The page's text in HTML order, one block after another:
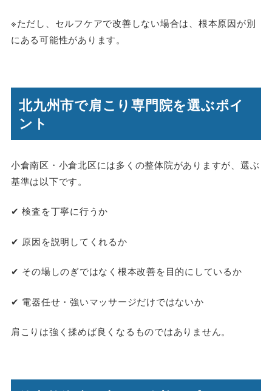
※ただし、セルフケアで改善しない場合は、根本原因が別
にある可能性があります。
北九州市で肩こり専門院を選ぶポイ
ント
小倉南区・小倉北区には多くの整体院がありますが、選ぶ
基準は以下です。
✔ 検査を丁寧に行うか
✔ 原因を説明してくれるか
✔ その場しのぎではなく根本改善を目的にしているか
✔ 電器任せ・強いマッサージだけではないか
肩こりは強く揉めば良くなるものではありません。